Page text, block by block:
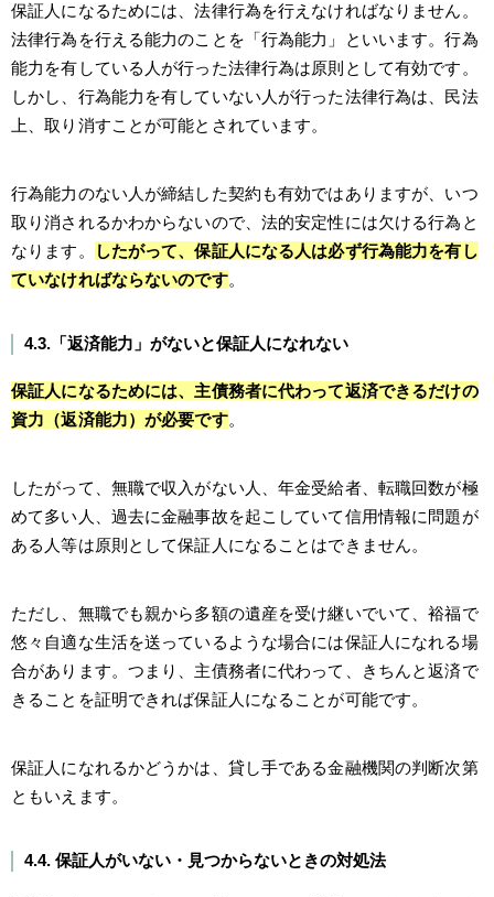
保証人になるためには、法律行為を行えなければなりません。
法律行為を行える能力のことを「行為能力」といいます。行為
能力を有している人が行った法律行為は原則として有効です。
しかし、行為能力を有していない人が行った法律行為は、民法
上、取り消すことが可能とされています。
行為能力のない人が締結した契約も有効ではありますが、いつ
取り消されるかわからないので、法的安定性には欠ける行為と
なります。
したがって、保証人になる人は必ず行為能力を有し
ていなければならないのです。
4.3.「返済能力」がないと保証人になれない
保証人になるためには、主債務者に代わって返済できるだけの
資力（返済能力）が必要です。
したがって、無職で収入がない人、年金受給者、転職回数が極
めて多い人、過去に金融事故を起こしていて信用情報に問題が
ある人等は原則として保証人になることはできません。
ただし、無職でも親から多額の遺産を受け継いでいて、裕福で
悠々自適な生活を送っているような場合には保証人になれる場
合があります。つまり、主債務者に代わって、きちんと返済で
きることを証明できれば保証人になることが可能です。
保証人になれるかどうかは、貸し手である金融機関の判断次第
ともいえます。
4.4. 保証人がいない・見つからないときの対処法